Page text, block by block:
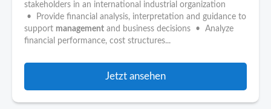
stakeholders in an international industrial organization
• Provide financial analysis, interpretation and guidance to
support management and business decisions • Analyze
financial performance, cost structures...
Jetzt ansehen